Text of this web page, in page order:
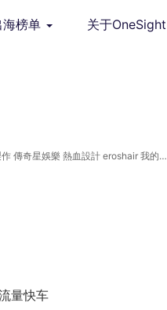
海榜单 关于OneSight
傳奇星娛樂 熱血設計 eroshair 我的經
量快车